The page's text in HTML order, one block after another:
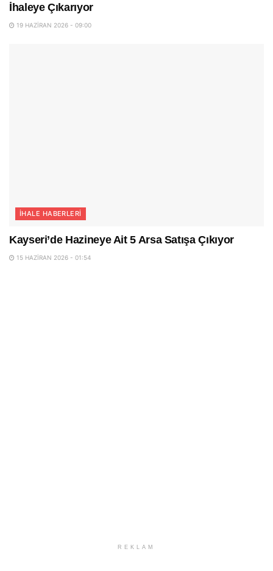
İhaleye Çıkarıyor
19 HAZIRAN 2026 - 09:00
İHALE HABERLERI
Kayseri’de Hazineye Ait 5 Arsa Satışa Çıkıyor
15 HAZIRAN 2026 - 01:54
REKLAM